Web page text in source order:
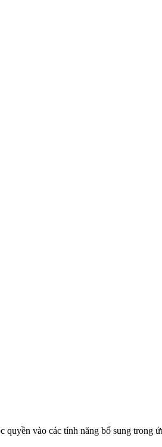
quyền vào các tính năng bổ sung trong